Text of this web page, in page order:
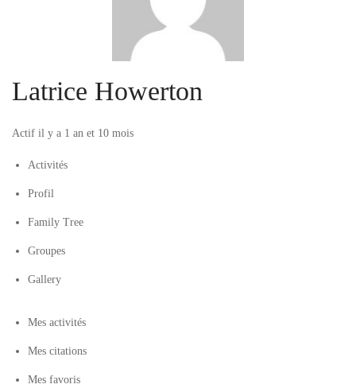
Latrice Howerton
Actif il y a 1 an et 10 mois
Activités
Profil
Family Tree
Groupes
Gallery
Mes activités
Mes citations
Mes favoris